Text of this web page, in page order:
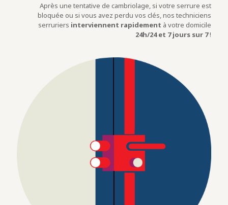
Après une tentative de cambriolage, si votre serrure est
bloquée ou si vous avez perdu vos clés, nos techniciens
serruriers interviennent rapidement à votre domicile
24h/24 et 7 jours sur 7!